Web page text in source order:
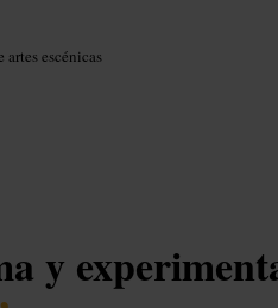
artes escénicas
y